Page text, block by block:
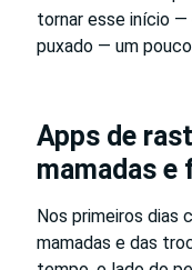
tornar esse início —
puxado — um
Apps de
mamadas e
Nos primeiros dias
mamadas e das